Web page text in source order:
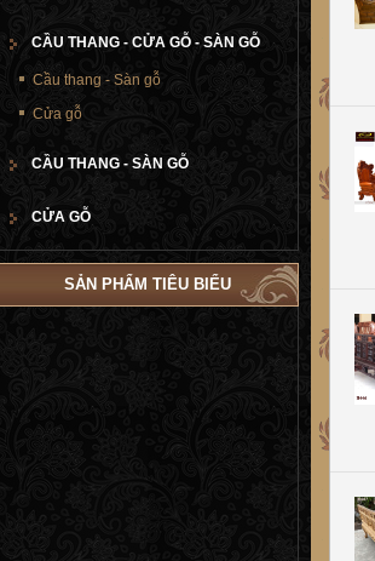
CẦU THANG - CỬA GỖ - SÀN GỖ
Cầu thang - Sàn gỗ
Cửa gỗ
CẦU THANG - SÀN GỖ
CỬA GỖ
SẢN PHẨM TIÊU BIỂU